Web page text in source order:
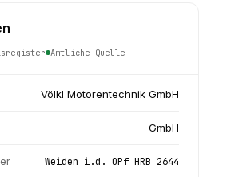
Amtliche Quelle
Völkl Motorentechnik GmbH
GmbH
Weiden i.d. OPf HRB 2644